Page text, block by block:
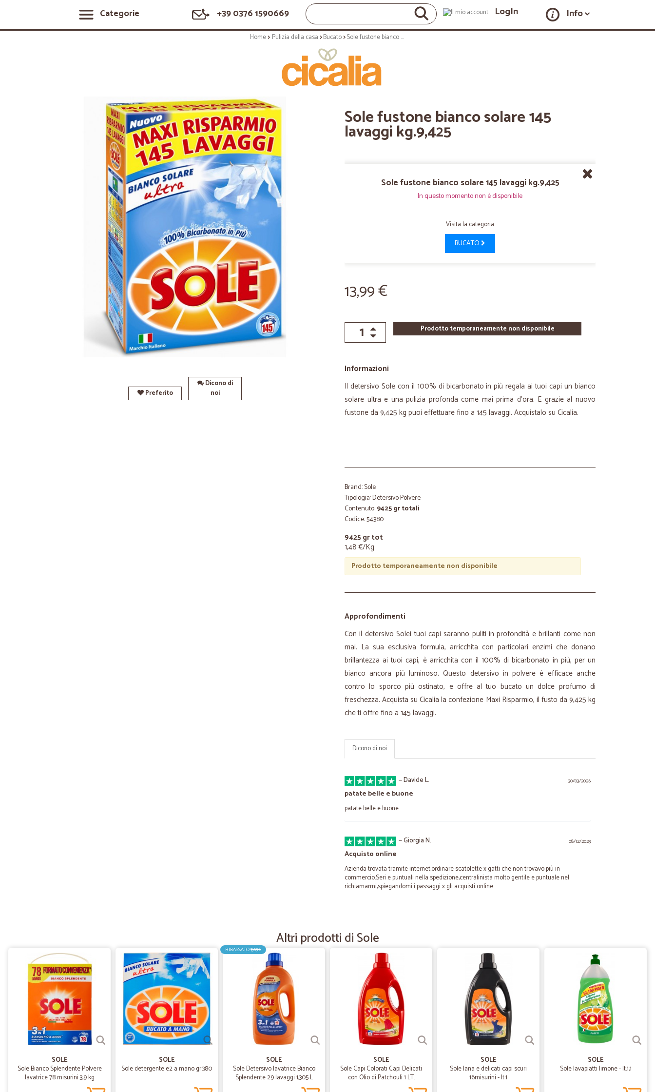
Categorie +39 0376 1590669 LogIn Info
Home Pulizia della casa Bucato Sole fustone bianco solare 145 lavaggi kg.9,425
Preferito
Dicono di
noi
Sole fustone bianco solare 145
lavaggi kg.9,425
Sole fustone bianco solare 145 lavaggi kg.9,425
In questo momento non è disponibile
Visita la categoria
BUCATO
13,99 €
Prodotto temporaneamente non disponibile
Informazioni
Il detersivo Sole con il 100% di bicarbonato in più regala ai tuoi capi un bianco
solare ultra e una pulizia profonda come mai prima d’ora. E grazie al nuovo
fustone da 9,425 kg puoi effettuare fino a 145 lavaggi. Acquistalo su Cicalia.
Brand: Sole
Tipologia: Detersivo Polvere
Contenuto:9425 gr totali
Codice: 54380
9425 gr tot
1,48 €/Kg
Prodotto temporaneamente non disponibile
Approfondimenti
Con il detersivo Solei tuoi capi saranno puliti in profondità e brillanti come non
mai. La sua esclusiva formula, arricchita con particolari enzimi che donano
brillantezza ai tuoi capi, è arricchita con il 100% di bicarbonato in più, per un
bianco ancora più luminoso. Questo detersivo in polvere è efficace anche
contro lo sporco più ostinato, e offre al tuo bucato un dolce profumo di
freschezza. Acquista su Cicalia la confezione Maxi Risparmio, il fusto da 9,425 kg
che ti offre fino a 145 lavaggi.
Dicono di noi
30/03/2026
—Davide L.
patate belle e buone
patate belle e buone
08/12/2023
—Giorgia N.
Acquisto online
Azienda trovata tramite internet,ordinare scatolette x gatti che non trovavo più in
commercio.Seri e puntuali nella spedizione,centralinista molto gentile e puntuale nel
richiamarmi,spiegandomi i passaggi x gli acquisti online
Tutto molto bene!
23/05/2022
Ottimo venditore tutto perfetto…
Ottimo venditore tutto perfetto consegna impeccabile
12/05/2021
— Giuseppe M.
tutto perfetto
Altri prodotti di Sole
SOLE
Sole Bianco Splendente Polvere
lavatrice 78 misurini 3,9 kg
SOLE
Sole detergente e2 a mano gr.380
RIBASSATO7,09€
SOLE
Sole Detersivo lavatrice Bianco
Splendente 29 lavaggi 1,305 L
SOLE
Sole Capi Colorati Capi Delicati
con Olio di Patchouli 1 LT.
SOLE
Sole lana e delicati capi scuri
16misurini - lt.1
SOLE
Sole lavapiatti limone - lt.1,1